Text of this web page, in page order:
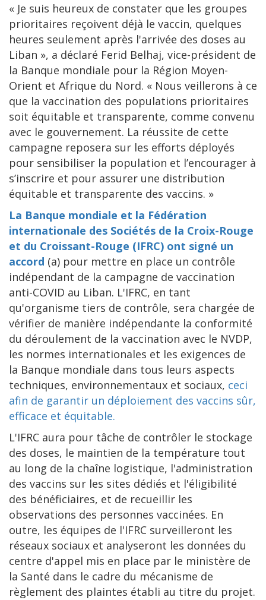
« Je suis heureux de constater que les groupes
prioritaires reçoivent déjà le vaccin, quelques
heures seulement après l'arrivée des doses au
Liban », a déclaré Ferid Belhaj, vice-président de
la Banque mondiale pour la Région Moyen-
Orient et Afrique du Nord. « Nous veillerons à ce
que la vaccination des populations prioritaires
soit équitable et transparente, comme convenu
avec le gouvernement. La réussite de cette
campagne reposera sur les efforts déployés
pour sensibiliser la population et l’encourager à
s’inscrire et pour assurer une distribution
équitable et transparente des vaccins. »
La Banque mondiale et la Fédération
internationale des Sociétés de la Croix-Rouge
et du Croissant-Rouge (IFRC) ont signé un
accord (a) pour mettre en place un contrôle
indépendant de la campagne de vaccination
anti-COVID au Liban. L'IFRC, en tant
qu'organisme tiers de contrôle, sera chargée de
vérifier de manière indépendante la conformité
du déroulement de la vaccination avec le NVDP,
les normes internationales et les exigences de
la Banque mondiale dans tous leurs aspects
techniques, environnementaux et sociaux, ceci
afin de garantir un déploiement des vaccins sûr,
efficace et équitable.
L'IFRC aura pour tâche de contrôler le stockage
des doses, le maintien de la température tout
au long de la chaîne logistique, l'administration
des vaccins sur les sites dédiés et l'éligibilité
des bénéficiaires, et de recueillir les
observations des personnes vaccinées. En
outre, les équipes de l'IFRC surveilleront les
réseaux sociaux et analyseront les données du
centre d'appel mis en place par le ministère de
la Santé dans le cadre du mécanisme de
règlement des plaintes établi au titre du projet.